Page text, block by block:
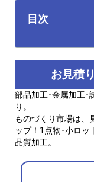
目次
お見積
部品加工･金属加工･
り。
ものづくり市場は、
ップ！1点物･小ロッ
品質加工。